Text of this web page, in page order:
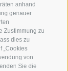
anhand
genauer
Zustimmung zu
dies zu
„Cookies
von
Sie die